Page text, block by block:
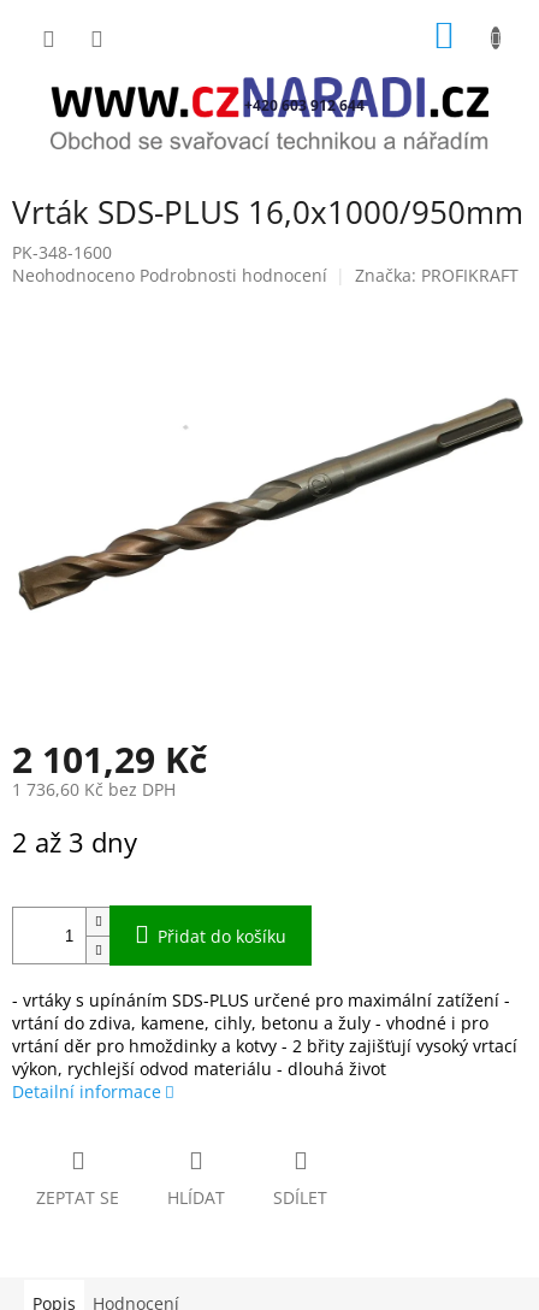
+420 603 912 644
Vrták SDS-PLUS 16,0x1000/950mm
PK-348-1600
Průměrné
Neohodnoceno Podrobnosti hodnocení Značka: PROFIKRAFT
2 101,29 Kč
1 736,60 Kč bez DPH
cena:
2 až 3 dny
Přidat do košíku
- vrtáky s upínáním SDS-PLUS určené pro maximální zatížení -
vrtání do zdiva, kamene, cihly, betonu a žuly - vhodné i pro
vrtání děr pro hmoždinky a kotvy - 2 břity zajišťují vysoký vrtací
výkon, rychlejší odvod materiálu - dlouhá život
Detailní informace
ZEPTAT SE HLÍDAT SDÍLET
Popis Hodnocení